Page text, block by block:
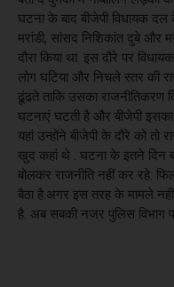
घटना के बाद बीजेपी विधायक
मरांडी, सांसद निशिकांत दुबे और
दौरा किया था. इस दौरे पर
लोग घटिया और निचले स्तर की
ढूंढते ताकि उसका राजनीतिकरण
घटनाएं घटती है और बीजेपी
यहां उन्होंने बीजेपी के दौरे को तो
खुद कहां थे . घटना के इतने दिन
बोलकर राजनीति नहीं कर रहे.
बैठा है.अगर इस तरह के मामले
है. अब सबकी नजर पुलिस विभाग